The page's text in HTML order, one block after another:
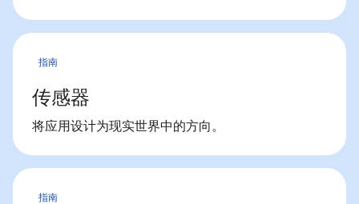
指南
传感器
将应用设计为现实世界中的方向。
指南